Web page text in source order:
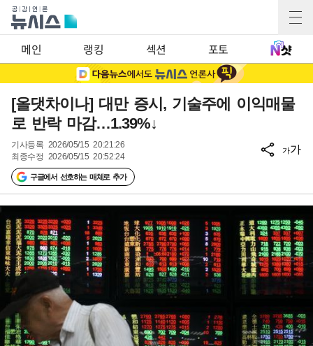
메인 랭킹 섹션 포토
[올댓차이나] 대만 증시, 기술주에 이익매물
로 반락 마감…1.39%↓
기사등록 2026/05/15 20:21:26
최종수정 2026/05/15 20:52:24
구글에서 선호하는 매체로 추가
가가